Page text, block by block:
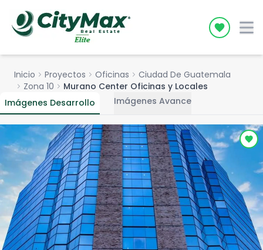
Icon
Inicio chevron_right Proyectos chevron_right Oficinas chevron_right Ciudad De Guatemala
chevron_right Zona 10 chevron_right Murano Center Oficinas y Locales
Imágenes Desarrollo
Imágenes Avance